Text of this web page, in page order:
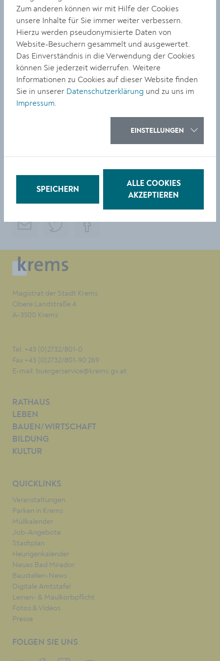
den Einsatzkräften direkt ins Gespräch zu kommen.
Die Initiative für den ersten Kremser Sicherheitstag
ging von Gemeinderat Andreas Ettenauer aus, der
zugleich auch Sicherheitsbeauftragter des
Bürgermeisters ist. „Wir wollen das Sicherheitsgefühl
stärken und der Bevölkerung einen hautnahen Eindruck
von der wertvollen Arbeit unserer
Blaulichtorganisationen vermitteln“, so Ettenauer über
das Ziel der Veranstaltung. „Sicherheitstage sollen
künftig in allen Kremser Stadtteilen stattfinden.
Magistrat der Stadt Krems
Obere Landstraße 4
A-3500 Krems
Tel. +43 (0)2732/801-0
Fax +43 (0)2732/801-90 269
E-mail: buergerservice@krems.gv.at
RATHAUS
LEBEN
BAUEN/WIRTSCHAFT
BILDUNG
KULTUR
QUICKLINKS
Veranstaltungen
Parken in Krems
Müllkalender
Job-Angebote
Stadtplan
Heurigenkalender
Neues Bad Mirador
Baustellen-News
Digitale Amtstafel
Leinen- & Maulkorbpflicht
Fotos & Videos
Presse
FOLGEN SIE UNS
Zum anderen können wir mit Hilfe der Cookies
unsere Inhalte für Sie immer weiter verbessern.
Hierzu werden pseudonymisierte Daten von
Website-Besuchern gesammelt und ausgewertet.
Das Einverständnis in die Verwendung der Cookies
können Sie jederzeit widerrufen. Weitere
Informationen zu Cookies auf dieser Website finden
Sie in unserer Datenschutzerklärung und zu uns im
Impressum.
EINSTELLUNGEN
SPEICHERN
ALLE COOKIES
AKZEPTIEREN